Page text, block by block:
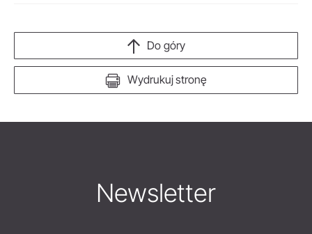
Wydrukuj stronę
Do góry
Newsletter